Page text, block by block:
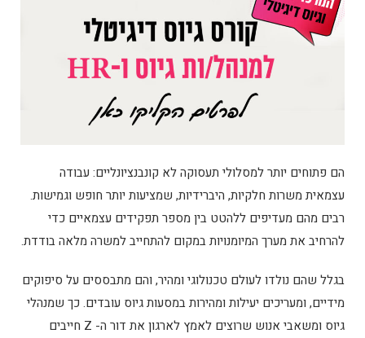
הם פתוחים יותר למסלולי תעסוקה לא קונבנציונליים: עבודה
עצמאית משרות חלקיות, היברידיות, שמציעות יותר חופש וגמישות.
רבים מהם מעדיפים ללהטט בין מספר תפקידים עצמאיים כדי
להרחיב את מערך המיומנויות במקום להתחייב למשרה מלאה בודדת.
בגלל שהם נולדו לעולם טכנולוגי ומהיר, והם מתבססים על סיפוקים
מידיים, ומעריכים יעילות ומהירות במסעות גיוס עובדים. כך שמנהלי
גיוס ומשאבי אנוש שרוצים לאמץ לארגון את דור ה- Z חייבים